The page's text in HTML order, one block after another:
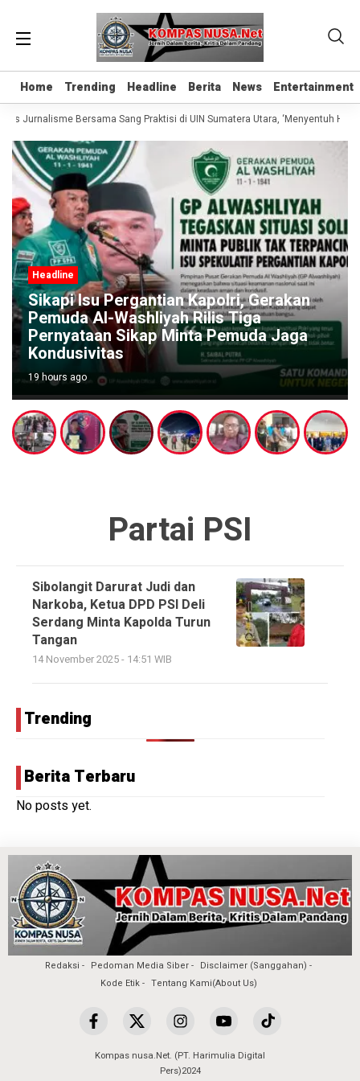
Home Trending Headline Berita News Entertainment
Home Trending Headline Berita News Entertainment
Jurnalisme Bersama Sang Praktisi di UIN Sumatera Utara, ‘Menyentuh Hati
Headline
Sikapi Isu Pergantian Kapolri, Gerakan
Pemuda Al-Washliyah Rilis Tiga
Pernyataan Sikap Minta Pemuda Jaga
Kondusivitas
19 hours ago
Partai PSI
Sibolangit Darurat Judi dan
Narkoba, Ketua DPD PSI Deli
Serdang Minta Kapolda Turun
Tangan
14 November 2025 - 14:51 WIB
Trending
Berita Terbaru
No posts yet.
Redaksi Pedoman Media Siber
Disclaimer (Sanggahan)
Kode Etik
Tentang Kami(About Us)
Kompas nusa.Net. (PT. Harimulia Digital
Pers)2024